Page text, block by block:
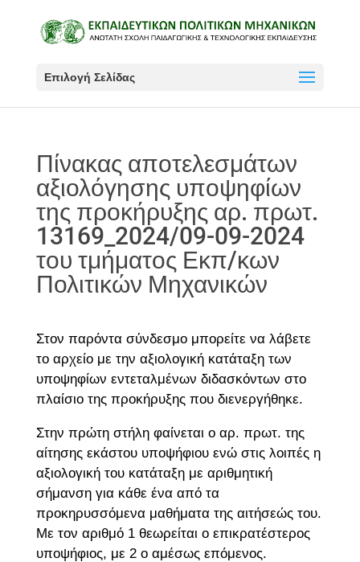
Επιλογή Σελίδας
Πίνακας αποτελεσμάτων
αξιολόγησης υποψηφίων
της προκήρυξης αρ. πρωτ.
13169_2024/09-09-2024
του τμήματος Εκπ/κων
Πολιτικών Μηχανικών
Στον παρόντα σύνδεσμο μπορείτε να λάβετε
το αρχείο με την αξιολογική κατάταξη των
υποψηφίων εντεταλμένων διδασκόντων στο
πλαίσιο της προκήρυξης που διενεργήθηκε.
Στην πρώτη στήλη φαίνεται ο αρ. πρωτ. της
αίτησης εκάστου υποψήφιου ενώ στις λοιπές η
αξιολογική του κατάταξη με αριθμητική
σήμανση για κάθε ένα από τα
προκηρυσσόμενα μαθήματα της αιτήσεώς του.
Με τον αριθμό 1 θεωρείται ο επικρατέστερος
υποψήφιος, με 2 ο αμέσως επόμενος.